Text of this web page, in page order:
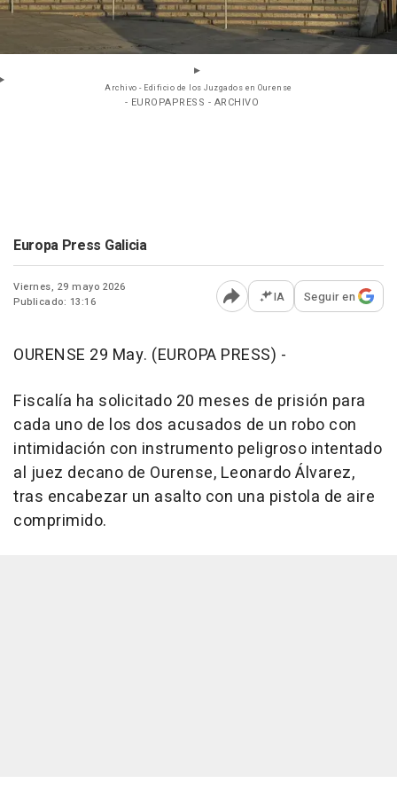
Archivo - Edificio de los Juzgados en Ourense
- EUROPAPRESS - ARCHIVO
Europa Press Galicia
Viernes, 29 mayo 2026
Publicado: 13:16
Abrir opciones para
IA Seguir en
OURENSE 29 May. (EUROPA PRESS) -
Fiscalía ha solicitado 20 meses de prisión para
cada uno de los dos acusados de un robo con
intimidación con instrumento peligroso intentado
al juez decano de Ourense, Leonardo Álvarez,
tras encabezar un asalto con una pistola de aire
comprimido.